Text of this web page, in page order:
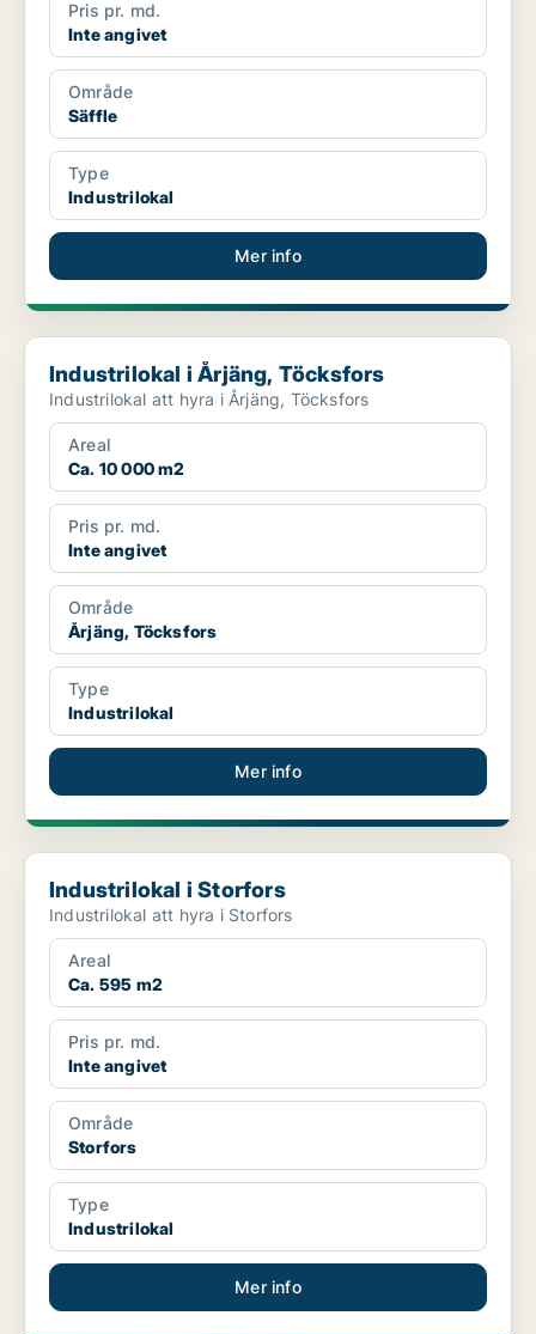
Pris pr. md.
Inte angivet
Område
Säffle
Type
Industrilokal
Mer info
Industrilokal i Årjäng, Töcksfors
Industrilokal i Årjäng, Töcksfors
Industrilokal att hyra i Årjäng, Töcksfors
Areal
Ca. 10 000 m2
Pris pr. md.
Inte angivet
Område
Årjäng, Töcksfors
Type
Industrilokal
Mer info
Industrilokal i Storfors
Industrilokal i Storfors
Industrilokal att hyra i Storfors
Areal
Ca. 595 m2
Pris pr. md.
Inte angivet
Område
Storfors
Type
Industrilokal
Mer info